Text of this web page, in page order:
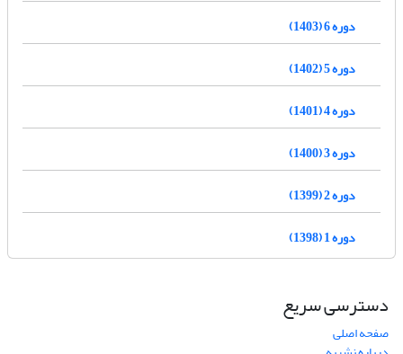
دوره 6 (1403)
دوره 5 (1402)
دوره 4 (1401)
دوره 3 (1400)
دوره 2 (1399)
دوره 1 (1398)
دسترسی سریع
صفحه اصلی